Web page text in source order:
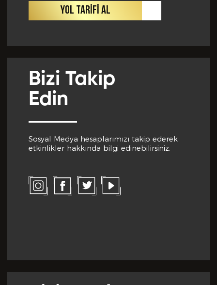
YOL TARİFİ AL
Bizi Takip
Edin
Sosyal Medya hesaplarımızı takip ederek
etkinlikler hakkında bilgi edinebilirsiniz.
Önceki Tecrübeler *